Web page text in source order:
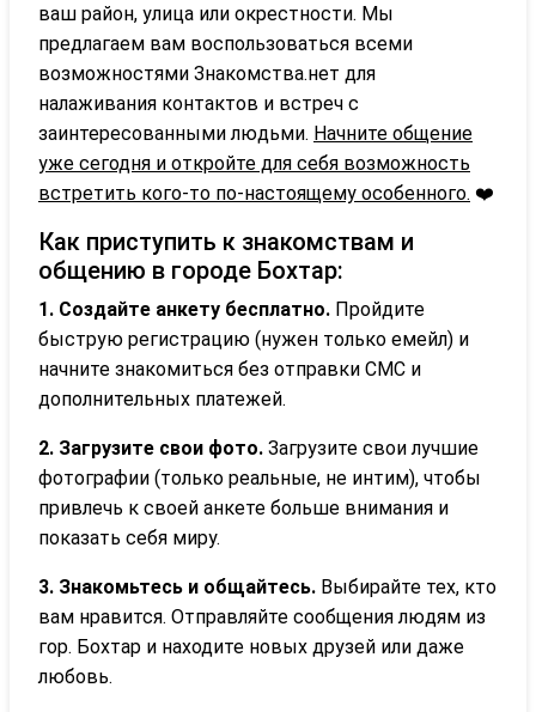
ваш район, улица или окрестности. Мы
предлагаем вам воспользоваться всеми
возможностями Знакомства.нет для
налаживания контактов и встреч с
заинтересованными людьми. Начните общение
уже сегодня и откройте для себя возможность
встретить кого-то по-настоящему особенного. ❤️
Как приступить к знакомствам и
общению в городе Бохтар:
1. Создайте анкету бесплатно. Пройдите
быструю регистрацию (нужен только емейл) и
начните знакомиться без отправки СМС и
дополнительных платежей.
2. Загрузите свои фото. Загрузите свои лучшие
фотографии (только реальные, не интим), чтобы
привлечь к своей анкете больше внимания и
показать себя миру.
3. Знакомьтесь и общайтесь. Выбирайте тех, кто
вам нравится. Отправляйте сообщения людям из
гор. Бохтар и находите новых друзей или даже
любовь.